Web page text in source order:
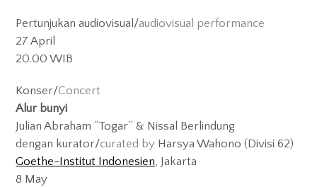
Pertunjukan audiovisual/audiovisual performance
27 April
20.00 WIB
Konser/Concert
Alur bunyi
Julian Abraham “Togar” & Nissal Berlindung
dengan kurator/curated by Harsya Wahono (Divisi 62)
Goethe-Institut Indonesien , Jakarta
8 May